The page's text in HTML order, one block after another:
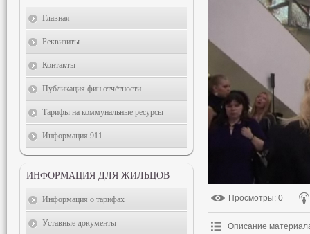
Просмотры: 0
Описание
Главная
Реквизиты
Контакты
Публикация фин.отчётности
Тарифы на коммунальные ресурсы
Информация 911
ИНФОРМАЦИЯ ДЛЯ ЖИЛЬЦОВ
Информация о тарифах
Уставные документы